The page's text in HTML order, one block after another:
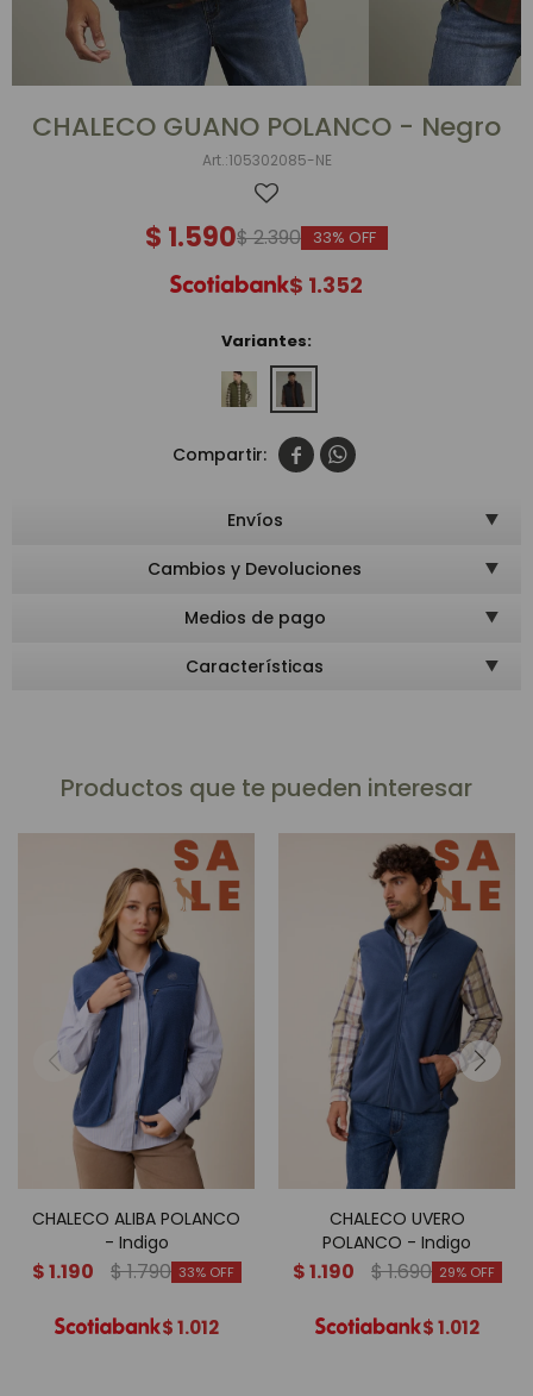
CHALECO GUANO POLANCO - Negro
105302085-NE
$ 1.590$2.390 33
$ 1.352
Variantes:
 
Envíos
Cambios y Devoluciones
Medios de pago
Características
Productos que te pueden interesar
CHALECO ALIBA POLANCO
- Indigo
$1.190 $1.790 33
$1.012
CHALECO UVERO
POLANCO - Indigo
$1.190 $1.690 29
$1.012